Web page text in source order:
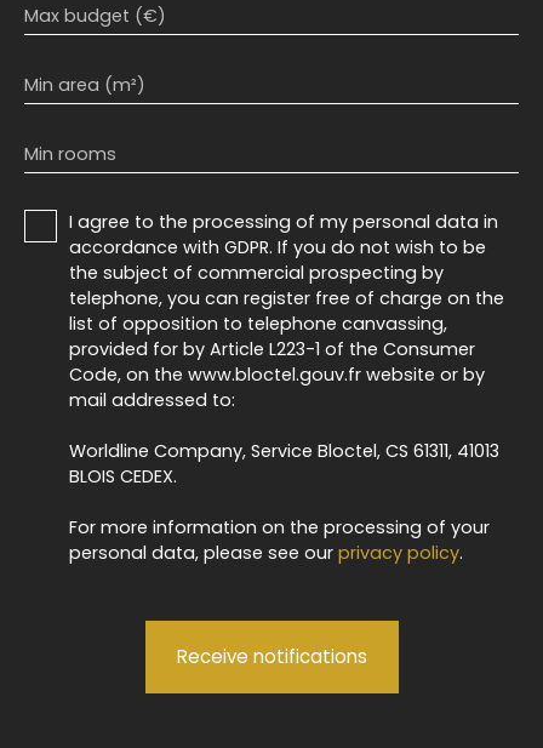
Max budget (€)
Min area (m²)
Min rooms
I agree to the processing of my personal data in
accordance with GDPR. If you do not wish to be
the subject of commercial prospecting by
telephone, you can register free of charge on the
list of opposition to telephone canvassing,
provided for by Article L223-1 of the Consumer
Code, on the www.bloctel.gouv.fr website or by
mail addressed to:
Worldline Company, Service Bloctel, CS 61311, 41013
BLOIS CEDEX.
For more information on the processing of your
personal data, please see our privacy policy.
Receive notifications